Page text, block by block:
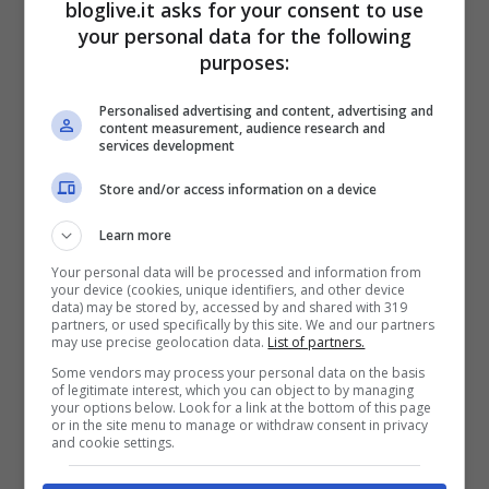
A prendersi tutta la scena però è il look
che sfoggia, soprannominato da lei stessa
‘come mamma m’ha fatta”. Una tutina
aderentissima color carne, che evidenzia
tutte le sue splendide forme, una cinta di
bloglive.it asks for your consent to use
your personal data for the following
purposes:
Personalised advertising and content, advertising and
content measurement, audience research and
services development
Store and/or access information on a device
Learn more
Your personal data will be processed and information from
your device (cookies, unique identifiers, and other device
data) may be stored by, accessed by and shared with 319
partners, or used specifically by this site. We and our partners
may use precise geolocation data. List of partners.
Some vendors may process your personal data on the basis
of legitimate interest, which you can object to by managing
your options below. Look for a link at the bottom of this page
or in the site menu to manage or withdraw consent in privacy
and cookie settings.